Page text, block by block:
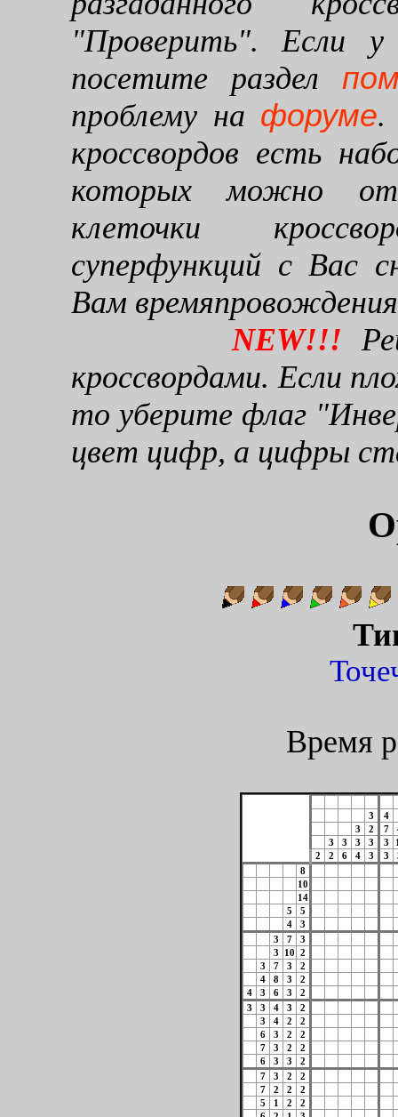
"Проверить". Если
посетите раздел
проблему на форуме.
кроссвордов есть
которых можно
клеточки
суперфункций с Вас
Вам
NEW!!!
кроссвордами. Если
то уберите флаг
цвет цифр, а цифры
Время
3
4
3
2 7
3
3 3 3 3
2
2 6 4 3 3
8
10
14
5
5
4
3
3
7
3
3
10 2
3
7 3
2
4
8 3
2
4
3 6 3
2
3
3 4 3
2
3
4 2
2
6
3 2
2
7
3 2
2
6
3 3
2
7
3 2
2
7
2 2
2
5
1 2
2